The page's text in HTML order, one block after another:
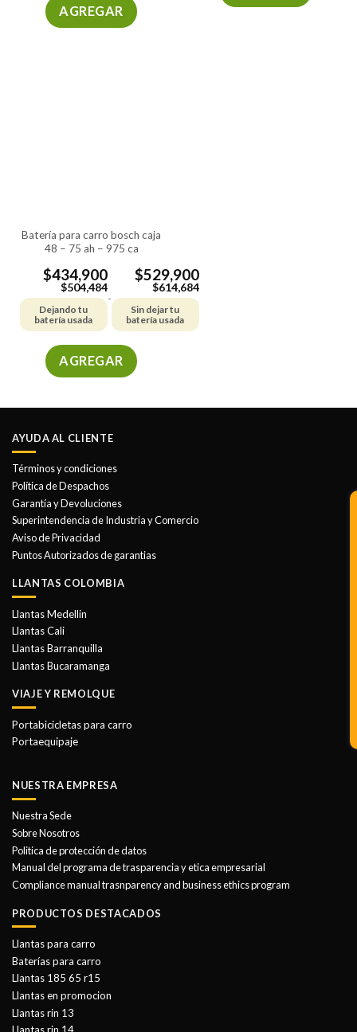
AGREGAR
batería para carro bosch caja
48 – 75 ah – 975 ca
$434,900
$504,484
Dejando tu
batería usada
-
$529,900
$614,684
Sin dejar tu
batería usada
AGREGAR
múltiples
Las
opciones
se
pueden
elegir
en
página
AYUDA AL CLIENTE
Términos y condiciones
Política de Despachos
Garantía y Devoluciones
Superintendencia de Industria y Comercio
Aviso de Privacidad
Puntos Autorizados de garantias
LLANTAS COLOMBIA
Llantas Medellin
Llantas Cali
Llantas Barranquilla
Llantas Bucaramanga
VIAJE Y REMOLQUE
Portabicicletas para carro
Portaequipaje
NUESTRA EMPRESA
Nuestra Sede
Sobre Nosotros
Politica de protección de datos
Manual del programa de trasparencia y etica empresarial
Compliance manual trasnparency and business ethics program
PRODUCTOS DESTACADOS
Llantas para carro
Baterías para carro
Llantas 185 65 r15
Llantas en promocion
Llantas rin 13